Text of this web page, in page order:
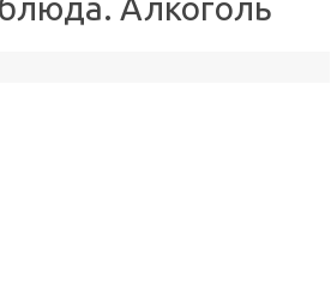
Алкоголь